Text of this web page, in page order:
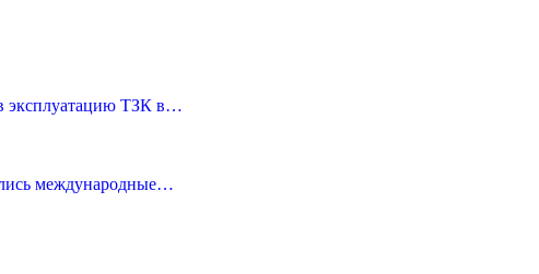
эксплуатацию ТЗК в…
международные…